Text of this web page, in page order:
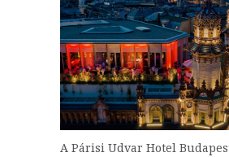
A Párisi Udvar Hotel